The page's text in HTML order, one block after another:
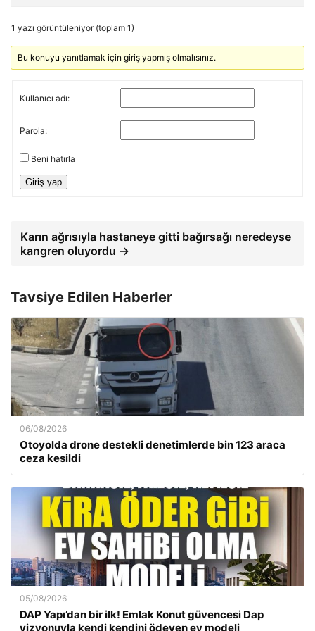
1 yazı görüntüleniyor (toplam 1)
Bu konuyu yanıtlamak için giriş yapmış olmalısınız.
Kullanıcı adı:
Parola:
Beni hatırla
Giriş yap
Karın ağrısıyla hastaneye gitti bağırsağı neredeyse
kangren oluyordu →
Tavsiye Edilen Haberler
06/08/2026
Otoyolda drone destekli denetimlerde bin 123 araca
ceza kesildi
05/08/2026
DAP Yapı’dan bir ilk! Emlak Konut güvencesi Dap
vizyonuyla kendi kendini ödeyen ev modeli